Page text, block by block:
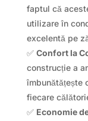
faptul că
utilizare în
excelentă pe
✅ Confort la
construcție a
îmbunătățește
fiecare
✅ Economie